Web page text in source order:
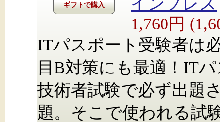
ギフトで購入
インプレス
1,760円
ITパスポート受験者は
目B対策にも最適！IT
技術者試験で必ず出題
題。そこで使われる試